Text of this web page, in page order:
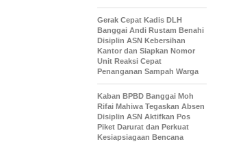
Gerak Cepat Kadis DLH
Banggai Andi Rustam Benahi
Disiplin ASN Kebersihan
Kantor dan Siapkan Nomor
Unit Reaksi Cepat
Penanganan Sampah Warga
Kaban BPBD Banggai Moh
Rifai Mahiwa Tegaskan Absen
Disiplin ASN Aktifkan Pos
Piket Darurat dan Perkuat
Kesiapsiagaan Bencana